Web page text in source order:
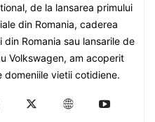
de la lansarea primului
din Romania, caderea
Romania sau lansarile de
Volkswagen, am acoperit
vietii cotidiene.